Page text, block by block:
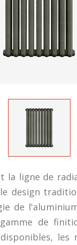
la ligne de
design
de
de
les